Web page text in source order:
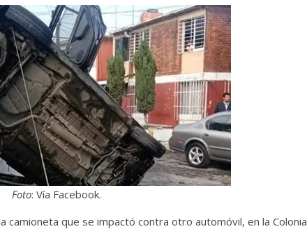
Foto: Vía Facebook.
camioneta que se impactó contra otro automóvil, en la Colonia